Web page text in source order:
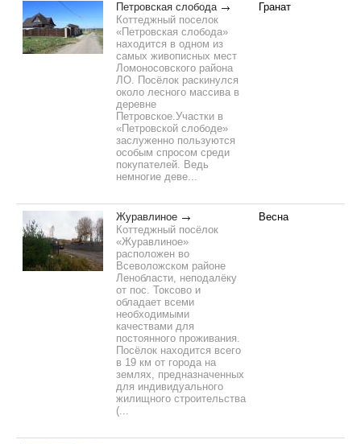
Петровская слобода
Коттеджный поселок
«Петровская слобода»
находится в одном из
самых живописных мест
Ломоносовского района
ЛО. Посёлок раскинулся
около лесного массива в
деревне
Петровское.Участки в
«Петровской слободе»
заслуженно пользуются
особым спросом среди
покупателей. Ведь
немногие деве...
Гранат
Журавлиное
Коттеджный посёлок
«Журавлиное»
расположен во
Всеволожском районе
Ленобласти, неподалёку
от пос. Токсово и
обладает всеми
необходимыми
качествами для
постоянного проживания.
Посёлок находится всего
в 19 км от города на
землях, предназначенных
для индивидуального
жилищного строительства
(...
Весна